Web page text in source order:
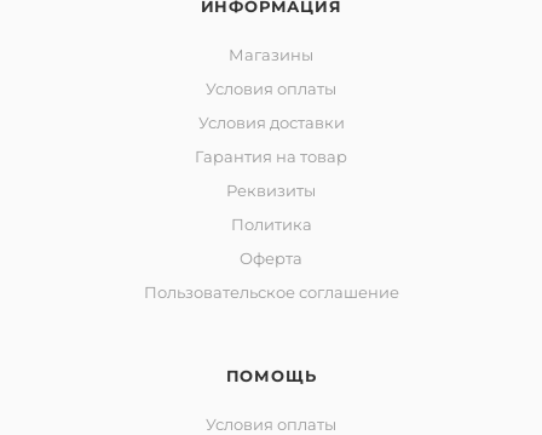
ИНФОРМАЦИЯ
Магазины
Условия оплаты
Условия доставки
Гарантия на товар
Реквизиты
Политика
Оферта
Пользовательское соглашение
ПОМОЩЬ
Условия оплаты